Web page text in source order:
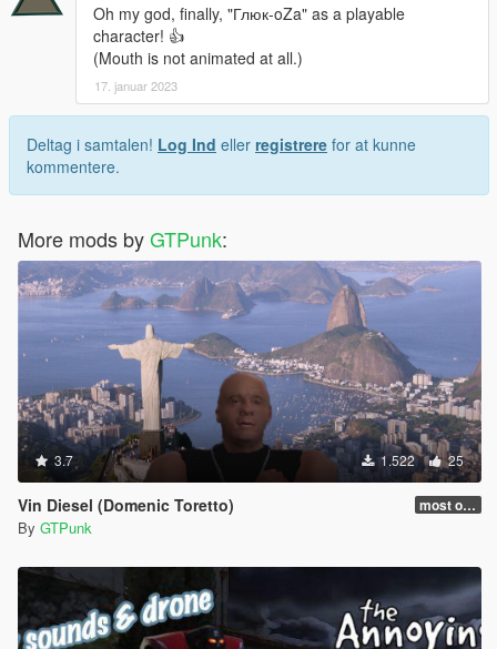
Oh my god, finally, "Глюк-oZa" as a playable
character! 👍
(Mouth is not animated at all.)
17. januar 2023
Deltag i samtalen! Log Ind eller registrere for at kunne
kommentere.
More mods byGTPunk:
3.7 1.522 25
Vin Diesel (Domenic Toretto) most of bugs fixed (but not really) (to be honest)
By GTPunk